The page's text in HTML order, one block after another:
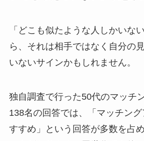
「どこも似たような人しかいな
ら、それは相手ではなく自分の
いないサインかもしれません。
独自調査で行った50代のマッチ
138名の回答では、「マッチン
すすめ」という回答が多数を占